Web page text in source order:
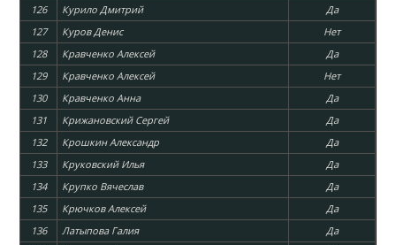
126
Курило Дмитрий
Да
127
Куров Денис
Нет
128
Кравченко Алексей
Да
129
Кравченко Алексей
Нет
130
Кравченко Анна
Да
131
Крижановский Сергей
Да
132
Крошкин Александр
Да
133
Круковский Илья
Да
134
Крупко Вячеслав
Да
135
Крючков Алексей
Да
136
Латыпова Галия
Да